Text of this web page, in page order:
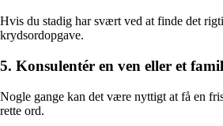
Hvis du stadig har svært ved at finde det
krydsordopgave.
5. Konsulentér en ven eller et
Nogle gange kan det være nyttigt at få en
rette ord.